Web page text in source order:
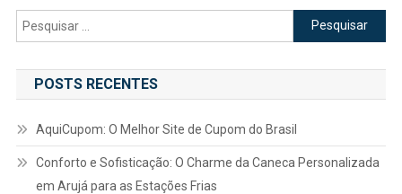
Pesquisar
por:
POSTS RECENTES
AquiCupom: O Melhor Site de Cupom do Brasil
Conforto e Sofisticação: O Charme da Caneca Personalizada
em Arujá para as Estações Frias